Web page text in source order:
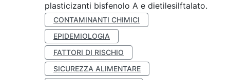
plasticizanti bisfenolo A e dietilesilftalato.
CONTAMINANTI CHIMICI
EPIDEMIOLOGIA
FATTORI DI RISCHIO
SICUREZZA ALIMENTARE